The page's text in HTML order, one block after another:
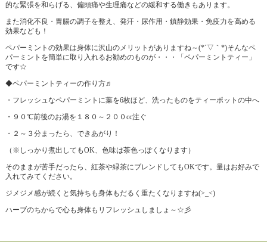
的な緊張を和らげる、偏頭痛や生理痛などの緩和する働きもあります。
また消化不良・胃腸の調子を整え、発汗・尿作用・鎮静効果・免疫力を高める
効果なども！
ペパーミントの効果は身体に沢山のメリットがありますね～(*´▽｀*)そんなペ
パーミントを簡単に取り入れるお勧めのものが・・・「ペパーミントティー」
です☆
◆ペパーミントティーの作り方♬
・フレッシュなペパーミントに葉を6枚ほど、洗ったものをティーポットの中へ
・９０℃前後のお湯を１８０～２００cc注ぐ
・２～３分まったら、できあがり！
（※しっかり煮出してもOK、色味は茶色っぽくなります）
そのままが苦手だったら、紅茶や緑茶にブレンドしてもOKです。量はお好みで
入れてみてください。
ジメジメ感が続くと気持ちも身体もだるく重たくなりますね(>_<)
ハーブのちからで心も身体もリフレッシュしましょ～☆彡